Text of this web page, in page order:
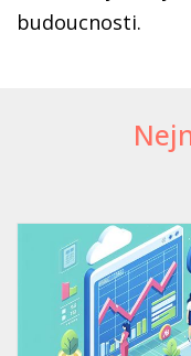
budoucnosti.